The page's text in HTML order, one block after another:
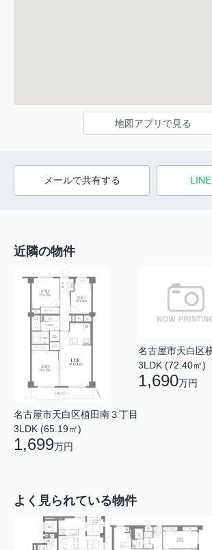
地図アプリで見る
メールで共有する
近隣の物件
名古屋市天白区植田南３丁目
3LDK (65.19㎡)
1,699万円
名古屋市天白区
3LDK (72.40㎡)
1,690万円
よく見られている物件